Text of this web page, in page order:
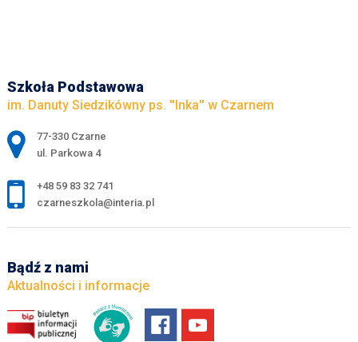
Szkoła Podstawowa
im. Danuty Siedzikówny ps. ''Inka'' w Czarnem
Adres pocztowy:
77-330 Czarne
ul. Parkowa 4
+48 59 83 32 741
czarneszkola@interia.pl
Bądź z nami
Aktualności i informacje